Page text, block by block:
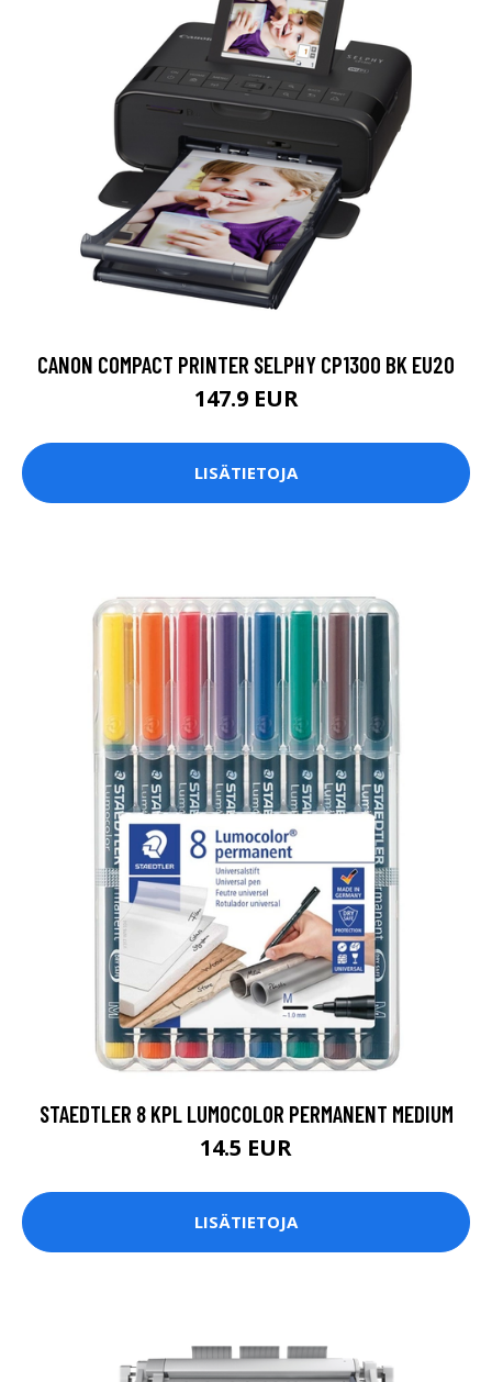
CANON COMPACT PRINTER SELPHY CP1300 BK EU20
147.9 EUR
LISÄTIETOJA
STAEDTLER 8 KPL LUMOCOLOR PERMANENT MEDIUM
14.5 EUR
LISÄTIETOJA